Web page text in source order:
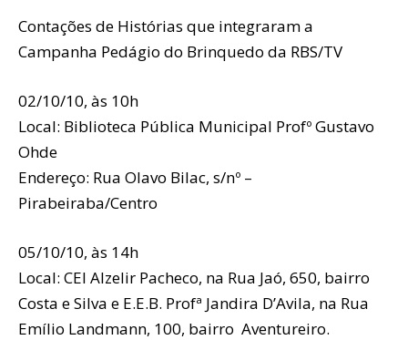
Contações de Histórias que integraram a
Campanha Pedágio do Brinquedo da RBS/TV
02/10/10, às 10h
Local: Biblioteca Pública Municipal Profº Gustavo
Ohde
Endereço: Rua Olavo Bilac, s/nº –
Pirabeiraba/Centro
05/10/10, às 14h
Local: CEI Alzelir Pacheco, na Rua Jaó, 650, bairro
Costa e Silva e E.E.B. Profª Jandira D’Avila, na Rua
Emílio Landmann, 100, bairro Aventureiro.